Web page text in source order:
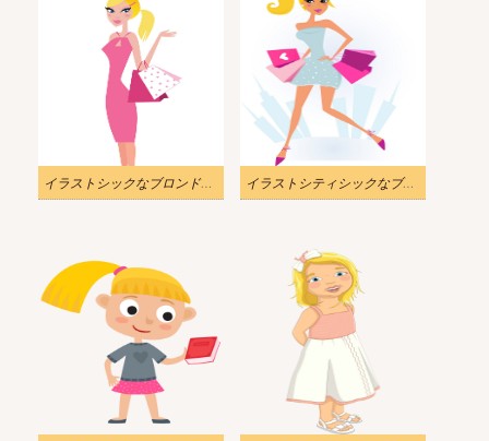
イラストシックなブロンドの女の子の買い物客png イラストシティシックなブロンドの女の子の買い物客png